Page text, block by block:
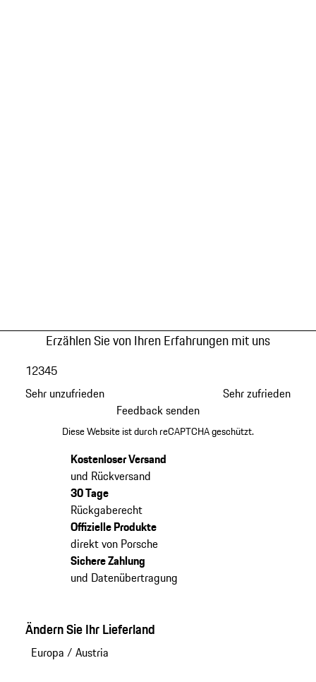
Erzählen Sie von Ihren Erfahrungen mit uns
Sehr unzufrieden
12345
Sehr zufrieden
Feedback senden
Diese Website ist durch reCAPTCHA geschützt.
Kostenloser Versand
und Rückversand
30 Tage
Rückgaberecht
Offizielle Produkte
direkt von Porsche
Sichere Zahlung
und Datenübertragung
Ändern Sie Ihr Lieferland
Europa / Austria